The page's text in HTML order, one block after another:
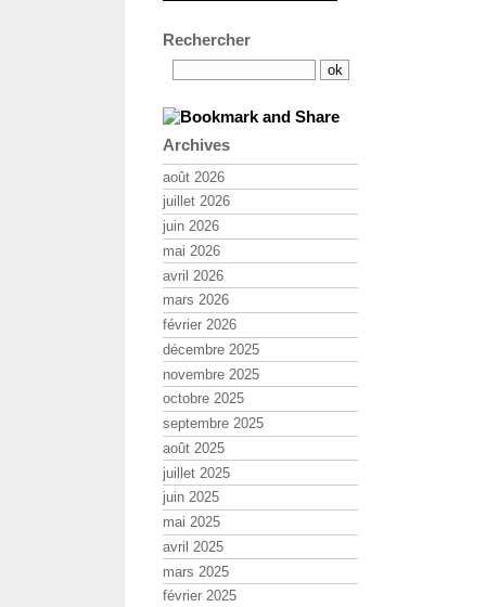
Rechercher
Archives
août 2026
juillet 2026
juin 2026
mai 2026
avril 2026
mars 2026
février 2026
décembre 2025
novembre 2025
octobre 2025
septembre 2025
août 2025
juillet 2025
juin 2025
mai 2025
avril 2025
mars 2025
février 2025